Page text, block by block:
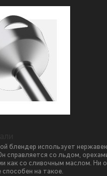
блендер использует
справляется со льдом,
как со сливочным маслом. Ни
на такое.